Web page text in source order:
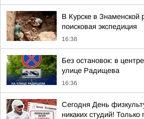
В Курске в Знаменской
поисковая экспедиция
16:38
Без остановок: в
улице Радищева
16:36
Сегодня День
никаких студий! Только